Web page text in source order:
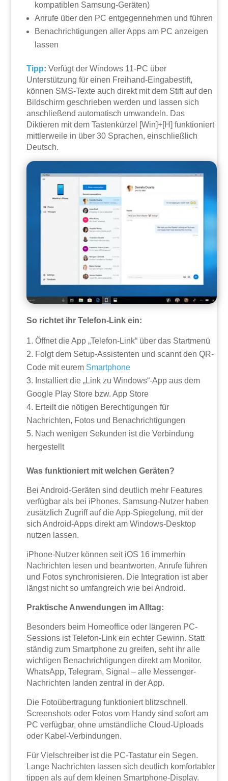
kompatiblen Samsung-Geräten)
Anrufe über den PC entgegennehmen und führen
Benachrichtigungen aller Apps am PC anzeigen
lassen
Tipp:Verfügt der Windows 11-PC über
Unterstützung für einen Freihand-Eingabestift,
können SMS-Texte auch direkt mit dem Stift auf den
Bildschirm geschrieben werden und lassen sich
anschließend automatisch umwandeln. Das
Diktieren mit dem Tastenkürzel [Win]+[H] funktioniert
mittlerweile in über 30 Sprachen, einschließlich
Deutsch.
So richtet ihr Telefon-Link ein:
Öffnet die App „Telefon-Link“ über das Startmenü
Folgt dem Setup-Assistenten und scannt den QR-
Code mit eurem Smartphone
Installiert die „Link zu Windows“-App aus dem
Google Play Store bzw. App Store
Erteilt die nötigen Berechtigungen für
Nachrichten, Fotos und Benachrichtigungen
Nach wenigen Sekunden ist die Verbindung
hergestellt
Was funktioniert mit welchen Geräten?
Bei Android-Geräten sind deutlich mehr Features
verfügbar als bei iPhones. Samsung-Nutzer haben
zusätzlich Zugriff auf die App-Spiegelung, mit der
sich Android-Apps direkt am Windows-Desktop
nutzen lassen.
iPhone-Nutzer können seit iOS 16 immerhin
Nachrichten lesen und beantworten, Anrufe führen
und Fotos synchronisieren. Die Integration ist aber
längst nicht so umfangreich wie bei Android.
Praktische Anwendungen im Alltag:
Besonders beim Homeoffice oder längeren PC-
Sessions ist Telefon-Link ein echter Gewinn. Statt
ständig zum Smartphone zu greifen, seht ihr alle
wichtigen Benachrichtigungen direkt am Monitor.
WhatsApp, Telegram, Signal – alle Messenger-
Nachrichten landen zentral in der App.
Die Fotoübertragung funktioniert blitzschnell.
Screenshots oder Fotos vom Handy sind sofort am
PC verfügbar, ohne umständliche Cloud-Uploads
oder Kabel-Verbindungen.
Für Vielschreiber ist die PC-Tastatur ein Segen.
Lange Nachrichten lassen sich deutlich komfortabler
tippen als auf dem kleinen Smartphone-Display.